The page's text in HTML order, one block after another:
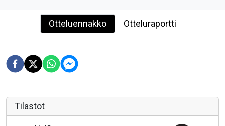
Otteluennakko Otteluraportti
Tilastot